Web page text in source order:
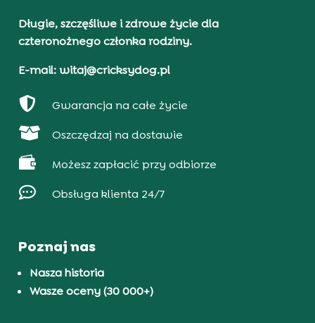
Długie, szczęśliwe i zdrowe życie dla
czteronożnego członka rodziny.
E-mail: witaj@cricksydog.pl
 Gwarancja na całe życie
 Oszczędzaj na dostawie
 Możesz zapłacić przy odbiorze
 Obsługa klienta 24/7
Poznaj nas
Nasza historia
Wasze oceny (30 000+)